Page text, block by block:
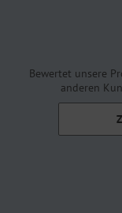
Bewertet unsere
anderen